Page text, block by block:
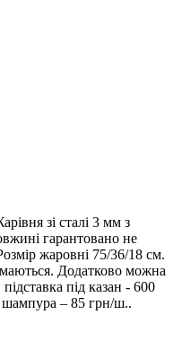
зі сталі 3 мм з
гарантовано не
жаровні 75/36/18 см.
Додатково можна
під казан - 600
шампура – 85 грн/ш..